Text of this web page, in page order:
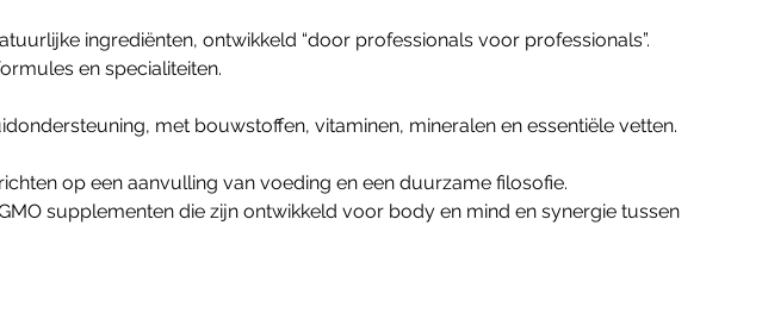
Rhodiola
ingrediënten, ontwikkeld “door professionals voor professionals”.
en specialiteiten.
met bouwstoffen, vitaminen, mineralen en essentiële vetten.
op een aanvulling van voeding en een duurzame filosofie.
supplementen die zijn ontwikkeld voor body en mind en synergie tussen